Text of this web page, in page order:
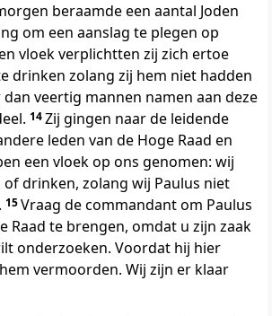
beraamde een aantal Joden
om een aanslag te plegen op
vloek verplichtten zij zich ertoe
drinken zolang zij hem niet hadden
dan veertig mannen namen aan deze
14Zij gingen naar de leidende
leden van de Hoge Raad en
een vloek op ons genomen: wij
drinken, zolang wij Paulus niet
15Vraag de commandant om Paulus
Raad te brengen, omdat u zijn zaak
onderzoeken. Voordat hij hier
vermoorden. Wij zijn er klaar